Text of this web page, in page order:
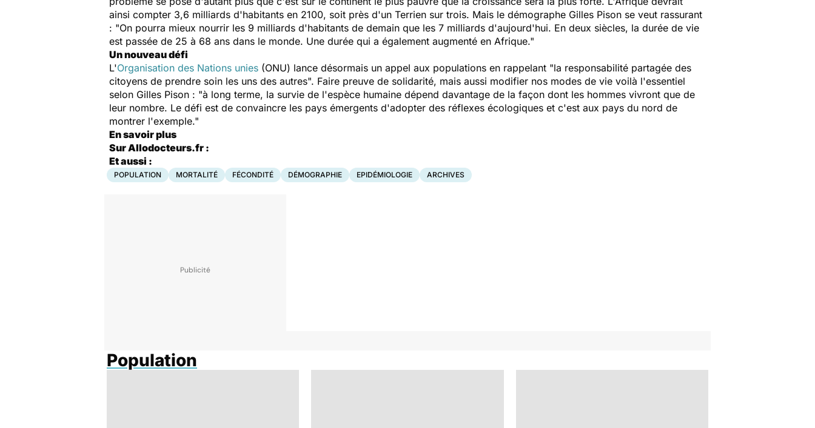
ainsi compter 3,6 milliards d'habitants en 2100, soit près d'un Terrien sur trois. Mais le démographe Gilles Pison se veut rassurant
: "On pourra mieux nourrir les 9 milliards d'habitants de demain que les 7 milliards d'aujourd'hui. En deux siècles, la durée de vie
est passée de 25 à 68 ans dans le monde. Une durée qui a également augmenté en Afrique."
Un nouveau défi
L'Organisation des Nations unies (ONU) lance désormais un appel aux populations en rappelant "la responsabilité partagée des
citoyens de prendre soin les uns des autres". Faire preuve de solidarité, mais aussi modifier nos modes de vie voilà l'essentiel
selon Gilles Pison : "à long terme, la survie de l'espèce humaine dépend davantage de la façon dont les hommes vivront que de
leur nombre. Le défi est de convaincre les pays émergents d'adopter des réflexes écologiques et c'est aux pays du nord de
montrer l'exemple."
En savoir plus
Sur Allodocteurs.fr :
Et aussi :
POPULATION MORTALITÉ FÉCONDITÉ DÉMOGRAPHIE EPIDÉMIOLOGIE ARCHIVES
Population